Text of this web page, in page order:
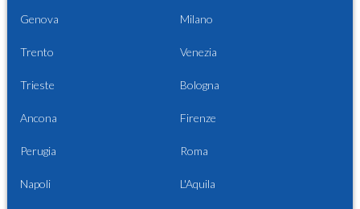
Genova Milano
Trento Venezia
Trieste Bologna
Ancona Firenze
Perugia Roma
Napoli L'Aquila